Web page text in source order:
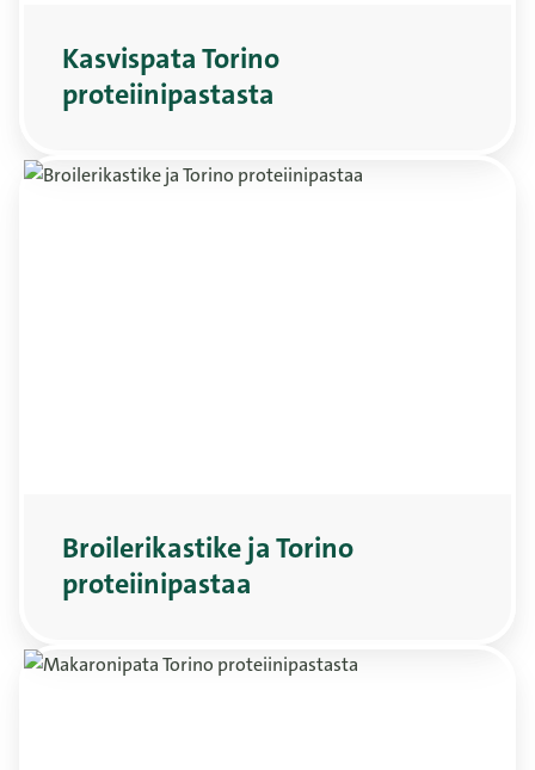
Kasvispata Torino
proteiinipastasta
Broilerikastike ja Torino
proteiinipastaa